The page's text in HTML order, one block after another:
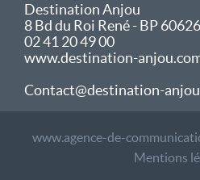
Destination Anjou
8 Bd du Roi René - BP 60626
02 41 20 49 00
www.destination-
Contact@destination-
www.agence-de-
Mentions